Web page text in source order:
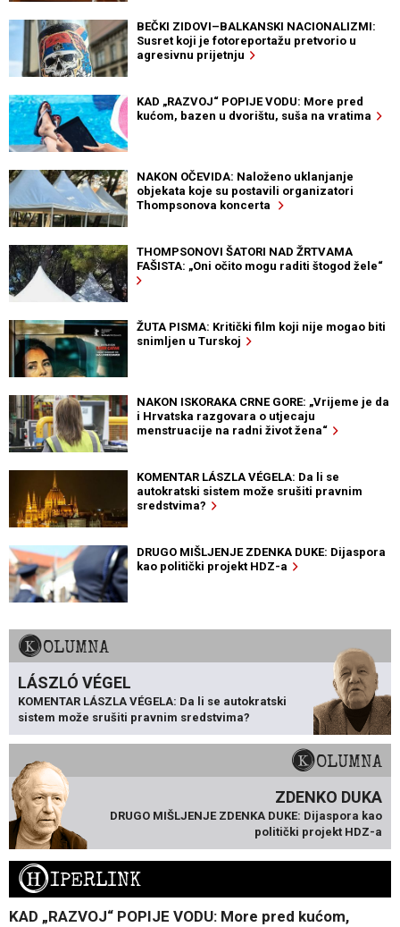
BEČKI ZIDOVI–BALKANSKI NACIONALIZMI:
Susret koji je fotoreportažu pretvorio u
agresivnu prijetnju
KAD „RAZVOJ“ POPIJE VODU: More pred
kućom, bazen u dvorištu, suša na vratima
NAKON OČEVIDA: Naloženo uklanjanje
objekata koje su postavili organizatori
Thompsonova koncerta
THOMPSONOVI ŠATORI NAD ŽRTVAMA
FAŠISTA: „Oni očito mogu raditi štogod žele“
ŽUTA PISMA: Kritički film koji nije mogao biti
snimljen u Turskoj
NAKON ISKORAKA CRNE GORE: „Vrijeme je da
i Hrvatska razgovara o utjecaju
menstruacije na radni život žena“
KOMENTAR LÁSZLA VÉGELA: Da li se
autokratski sistem može srušiti pravnim
sredstvima?
DRUGO MIŠLJENJE ZDENKA DUKE: Dijaspora
kao politički projekt HDZ-a
KOLUMNA
LÁSZLÓ VÉGEL
KOMENTAR LÁSZLA VÉGELA: Da li se autokratski
sistem može srušiti pravnim sredstvima?
KOLUMNA
ZDENKO DUKA
DRUGO MIŠLJENJE ZDENKA DUKE: Dijaspora kao
politički projekt HDZ-a
HIPERLINK
KAD „RAZVOJ“ POPIJE VODU: More pred kućom,